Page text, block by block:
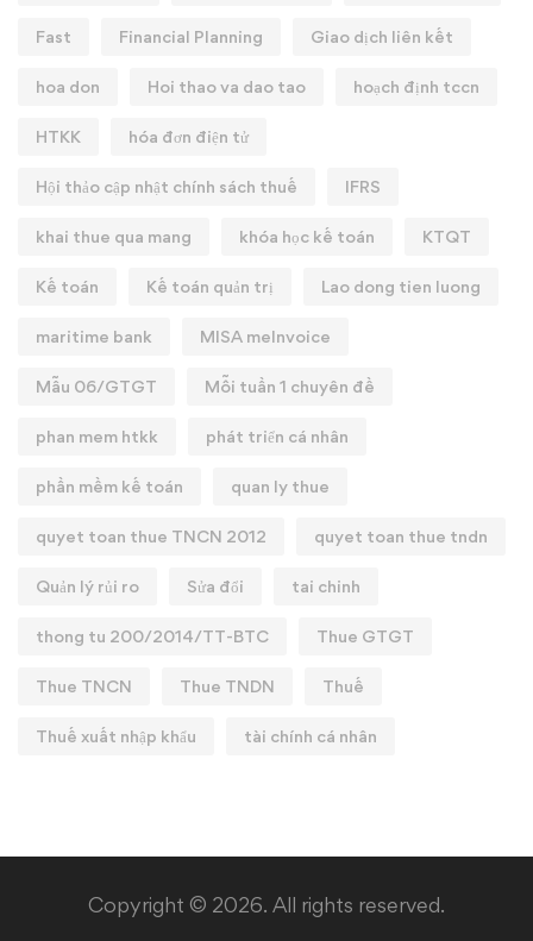
Fast Financial Planning Giao dịch liên kết
hoa don Hoi thao va dao tao hoạch định tccn
HTKK hóa đơn điện tử
Hội thảo cập nhật chính sách thuế IFRS
khai thue qua mang khóa học kế toán KTQT
Kế toán Kế toán quản trị Lao dong tien luong
maritime bank MISA meInvoice
Mẫu 06/GTGT Mỗi tuần 1 chuyên đề
phan mem htkk phát triển cá nhân
phần mềm kế toán quan ly thue
quyet toan thue TNCN 2012 quyet toan thue tndn
Quản lý rủi ro Sửa đổi tai chinh
thong tu 200/2014/TT-BTC Thue GTGT
Thue TNCN Thue TNDN Thuế
Thuế xuất nhập khẩu tài chính cá nhân
Copyright © 2026. All rights reserved.